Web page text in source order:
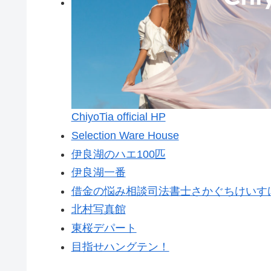
ChiyoTia official HP
Selection Ware House
伊良湖のハエ100匹
伊良湖一番
借金の悩み相談司法書士さかぐちけいす
北村写真館
東桜デパート
目指せハングテン！